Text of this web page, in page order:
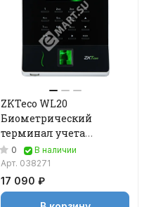
ZKTeco WL20
Биометрический
терминал учета
рабочего времени
0
В наличии
Арт. 038271
17 090 ₽